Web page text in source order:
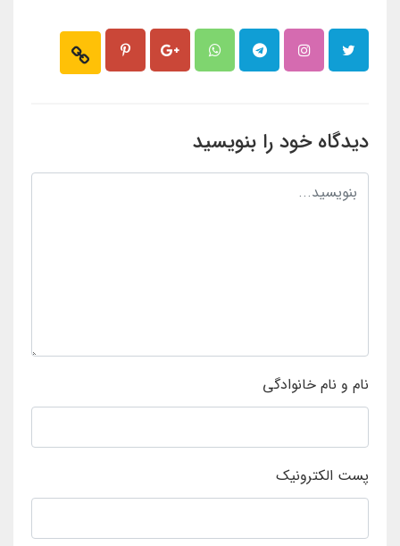
دیدگاه خود را بنویسید
نام و نام خانوادگی
پست الکترونیک